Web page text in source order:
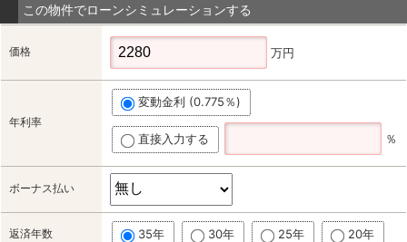
この物件でローンシミュレーションする
価格 万円
年利率
変動金利 (0.775％)
直接入力する ％
ボーナス払い
返済年数 35年 30年 25年 20年